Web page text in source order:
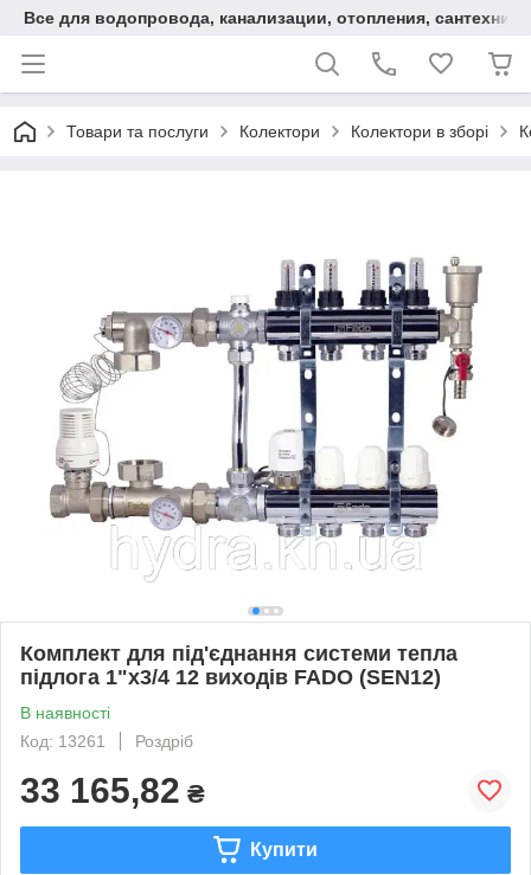
Все для водопровода, канализации, отопления, сантехники
Товари та послуги Колектори Колектори в зборі
Комплект для під'єднання системи тепла
підлога 1"х3/4 12 виходів FADO (SEN12)
В наявності
Код: 13261
Роздріб
33 165,82 ₴
Купити